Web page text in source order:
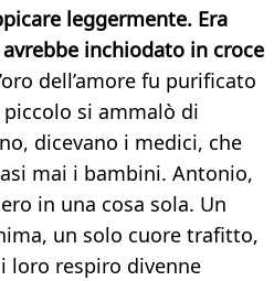
leggermente. Era
inchiodato in croce
dell’amore fu purificato
si ammalò di
dicevano i medici, che
mai i bambini. Antonio,
in una cosa sola. Un
un solo cuore trafitto,
loro respiro divenne